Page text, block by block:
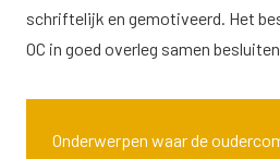
schriftelijk en gemotiveerd. Het
OC in goed overleg samen
Onderwerpen waar de